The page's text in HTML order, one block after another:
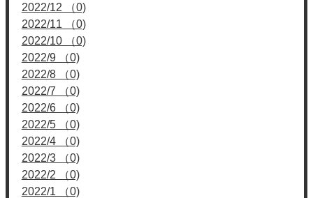
2022/12 （0)
2022/11 （0)
2022/10 （0)
2022/9 （0)
2022/8 （0)
2022/7 （0)
2022/6 （0)
2022/5 （0)
2022/4 （0)
2022/3 （0)
2022/2 （0)
2022/1 （0)